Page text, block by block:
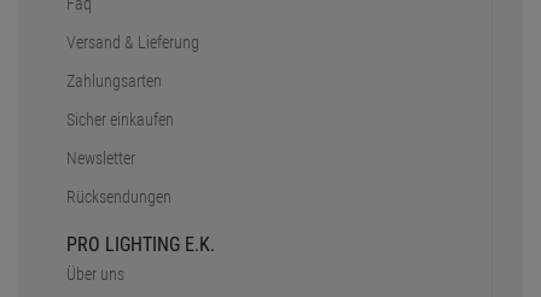
Versand & Lieferung
Zahlungsarten
Sicher einkaufen
Newsletter
Rücksendungen
PRO LIGHTING E.K.
Über uns